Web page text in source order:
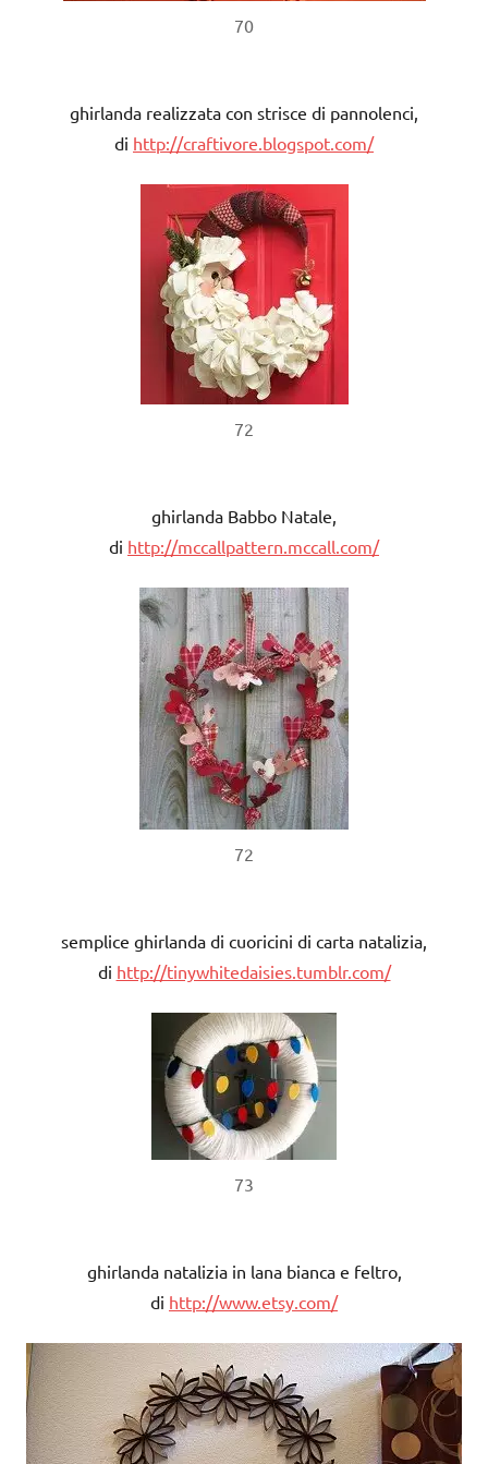
70
ghirlanda realizzata con strisce di pannolenci,
di http://craftivore.blogspot.com/
72
ghirlanda Babbo Natale,
di http://mccallpattern.mccall.com/
72
semplice ghirlanda di cuoricini di carta natalizia,
di http://tinywhitedaisies.tumblr.com/
73
ghirlanda natalizia in lana bianca e feltro,
di http://www.etsy.com/